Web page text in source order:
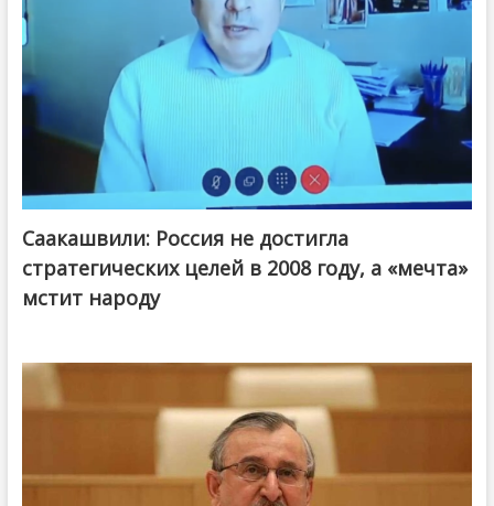
Саакашвили: Россия не достигла
стратегических целей в 2008 году, а «мечта»
мстит народу